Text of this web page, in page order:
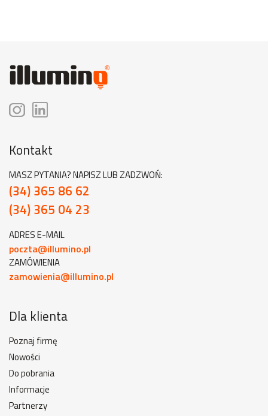
Kontakt
MASZ PYTANIA? NAPISZ LUB ZADZWOŃ:
(34) 365 86 62
(34) 365 04 23
ADRES E-MAIL
poczta@illumino.pl
ZAMÓWIENIA
zamowienia@illumino.pl
Dla klienta
Poznaj firmę
Nowości
Do pobrania
Informacje
Partnerzy